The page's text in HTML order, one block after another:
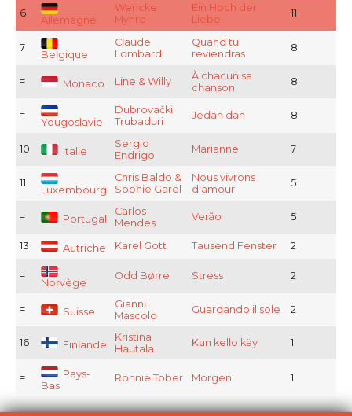
6
Allemagne
Wencke
Myhre
Ein Hoch der
Liebe
11
7
Belgique
Claude
Lombard
Quand tu
reviendras
8
= Monaco Line & Willy
À chacun sa
chanson
8
=
Yougoslavie
Dubrovački
Trubaduri
Jedan dan 8
10 Italie
Sergio
Endrigo
Marianne 7
11
Luxembourg
Chris Baldo &
Sophie Garel
Nous vivrons
d'amour
5
= Portugal
Carlos
Mendes
Verão 5
13 Autriche Karel Gott Tausend Fenster 2
=
Norvège
Odd Børre Stress 2
= Suisse
Gianni
Mascolo
Guardando il sole 2
16 Finlande
Kristina
Hautala
Kun kello käy 1
=
Pays-
Bas
Ronnie Tober Morgen 1